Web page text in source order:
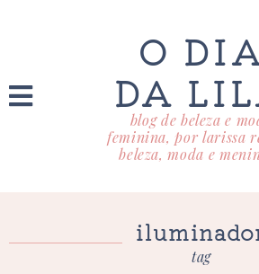
O
DA
blog de beleza e
feminina, por larissa
beleza, moda e
tag